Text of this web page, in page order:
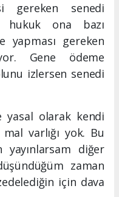
gereken senedi
hukuk ona bazı
yapması gereken
Gene ödeme
izlersen senedi
yasal olarak kendi
varlığı yok. Bu
yayınlarsam diğer
zaman
için dava